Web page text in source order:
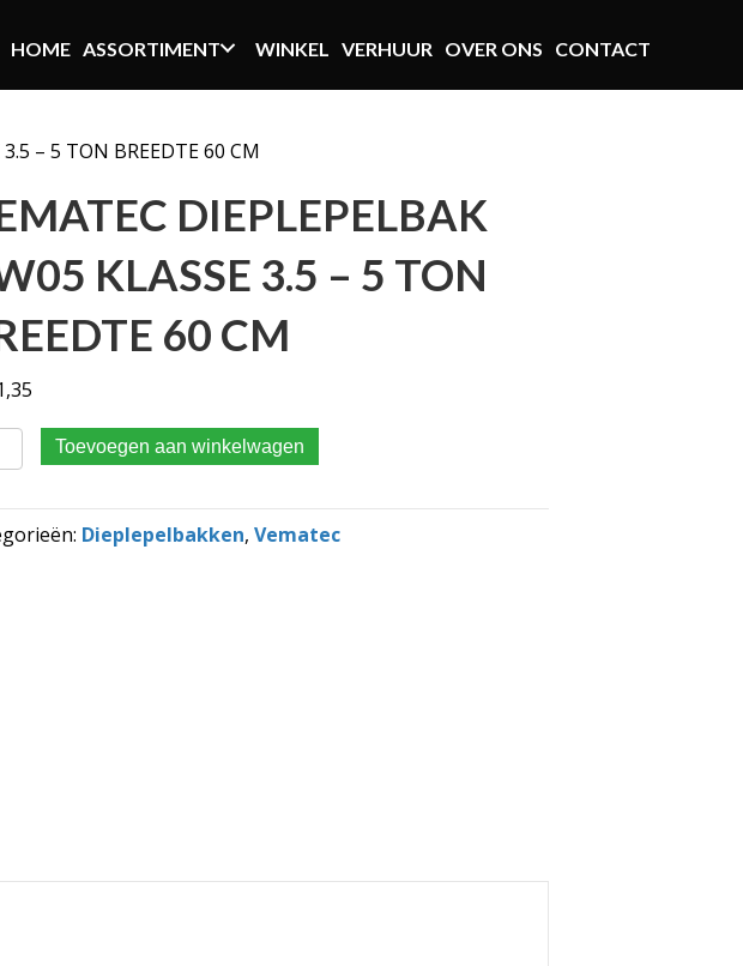
HOME ASSORTIMENT WINKEL VERHUUR OVER ONS CONTACT
– 5 TON BREEDTE 60 CM
DIEPLEPELBAK
KLASSE 3.5 – 5 TON
60 CM
Dieplepelbak CW05 KLASSE 3.5 – 5 TON BREEDTE 60 CM aantal
Toevoegen aan winkelwagen
Dieplepelbakken,Vematec